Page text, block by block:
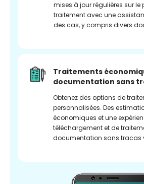
mises à jour régulières sur le
traitement avec une
des cas, y compris divers
Traitements
documentation sans
Obtenez des options de
personnalisées. Des
économiques et une
téléchargement et de
documentation sans tracas